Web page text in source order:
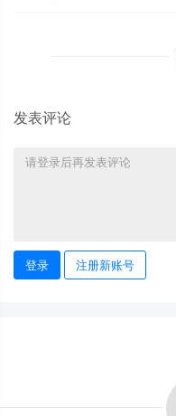
发表评论
登录 注册新账号